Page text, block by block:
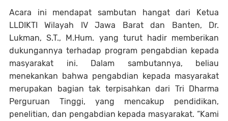
Acara ini mendapat sambutan hangat dari Ketua
LLDIKTI Wilayah IV Jawa Barat dan Banten, Dr.
Lukman, S.T., M.Hum. yang turut hadir memberikan
dukungannya terhadap program pengabdian kepada
masyarakat ini. Dalam sambutannya, beliau
menekankan bahwa pengabdian kepada masyarakat
merupakan bagian tak terpisahkan dari Tri Dharma
Perguruan Tinggi, yang mencakup pendidikan,
penelitian, dan pengabdian kepada masyarakat. “Kami